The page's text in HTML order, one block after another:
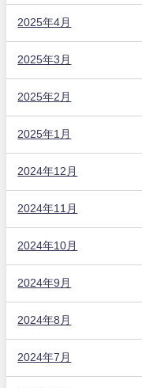
2025年4月
2025年3月
2025年2月
2025年1月
2024年12月
2024年11月
2024年10月
2024年9月
2024年8月
2024年7月